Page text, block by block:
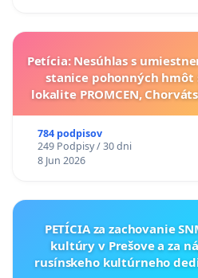
Petícia: Nesúhlas s
stanice pohonných
lokalite PROMCEN,
784 podpisov
249 Podpisy / 30 dni
8 Jun 2026
PETÍCIA za zachovanie
kultúry v Prešove a za
rusínskeho kultúrneho